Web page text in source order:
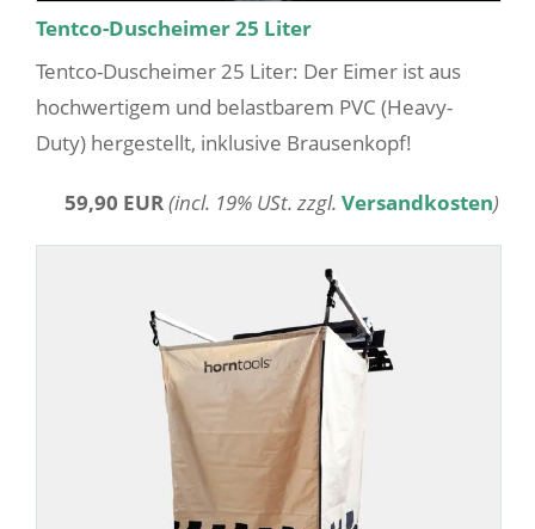
Tentco-Duscheimer 25 Liter
Tentco-Duscheimer 25 Liter: Der Eimer ist aus
hochwertigem und belastbarem PVC (Heavy-
Duty) hergestellt, inklusive Brausenkopf!
59,90 EUR(incl. 19% USt. zzgl. Versandkosten)